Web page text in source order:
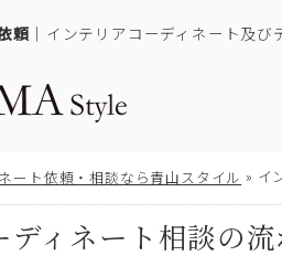
頼 ｜インテリアコーディネート及
ート依頼・相談なら青山スタイル » イ
ディネート相談の流